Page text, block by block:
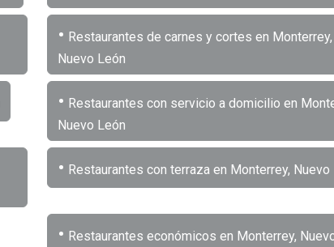
• Restaurantes de carnes y cortes en Monterrey,
Nuevo León
• Restaurantes con servicio a domicilio en
Nuevo León
• Restaurantes con terraza en Monterrey, Nuevo
• Restaurantes económicos en Monterrey,